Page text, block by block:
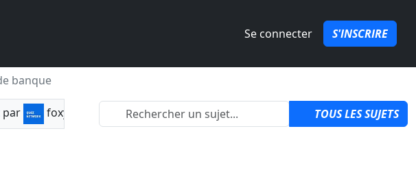
Se connecter S'INSCRIRE
banque
par foxylabnyy 2 TOUS LES SUJETS